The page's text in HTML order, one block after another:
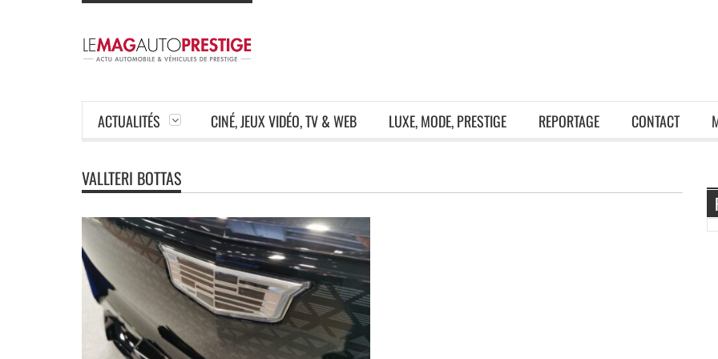
ACTUALITÉS CINÉ, JEUX VIDÉO, TV & WEB LUXE, MODE, PRESTIGE REPORTAGE CONTACT
VALLTERI BOTTAS